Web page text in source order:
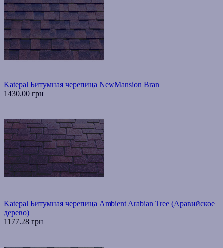
Katepal Битумная черепица NewMansion Bran
1430.00 грн
Katepal Битумная черепица Ambient Arabian Tree (Аравийское
дерево)
1177.28 грн